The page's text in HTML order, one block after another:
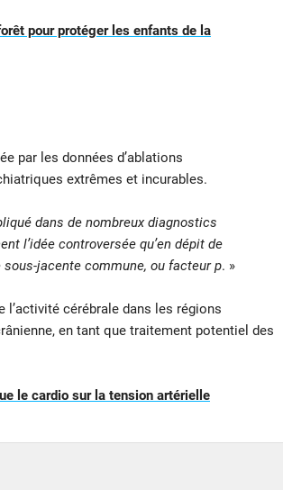
pour protéger les enfants de la
par les données d’ablations
extrêmes et incurables.
dans de nombreux diagnostics
l’idée controversée qu’en dépit de
jacente commune, ou facteur p. »
l’activité cérébrale dans les régions
en tant que traitement potentiel des
le cardio sur la tension artérielle